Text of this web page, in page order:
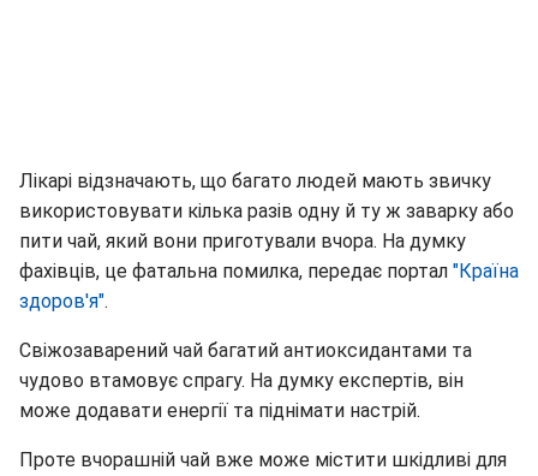
Лікарі відзначають, що багато людей мають звичку
використовувати кілька разів одну й ту ж заварку або
пити чай, який вони приготували вчора. На думку
фахівців, це фатальна помилка, передає портал "Країна
здоров'я".
Свіжозаварений чай багатий антиоксидантами та
чудово втамовує спрагу. На думку експертів, він
може додавати енергії та піднімати настрій.
Проте вчорашній чай вже може містити шкідливі для